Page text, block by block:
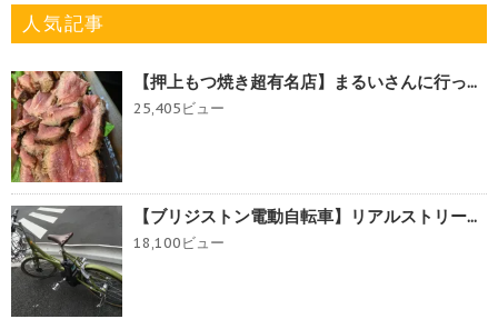
人気記事
【押上もつ焼き超有名店】まるいさんに行っ...
25,405ビュー
【ブリジストン電動自転車】リアルストリー...
18,100ビュー